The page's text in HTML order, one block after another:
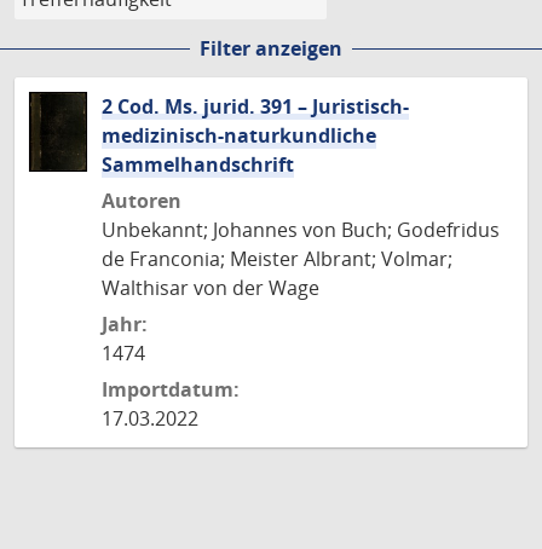
Filter anzeigen
2 Cod. Ms. jurid. 391 – Juristisch-
medizinisch-naturkundliche
Sammelhandschrift
Autoren
Unbekannt; Johannes von Buch; Godefridus
de Franconia; Meister Albrant; Volmar;
Walthisar von der Wage
Jahr:
1474
Importdatum:
17.03.2022